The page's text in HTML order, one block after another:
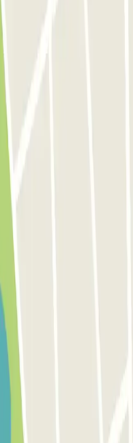
Tour Eiffel
vicino a
Roma Venezia
Malpensa